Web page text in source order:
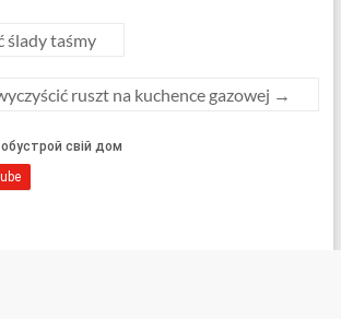
ślady taśmy
ruszt na kuchence gazowej →